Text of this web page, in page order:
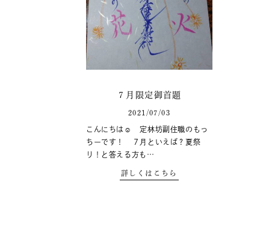
７月限定御首題
2021/07/03
こんにちは☺️ 定林坊副住職のもっ
ちーです！ ７月といえば？夏祭
り！と答える方も…
詳しくはこちら